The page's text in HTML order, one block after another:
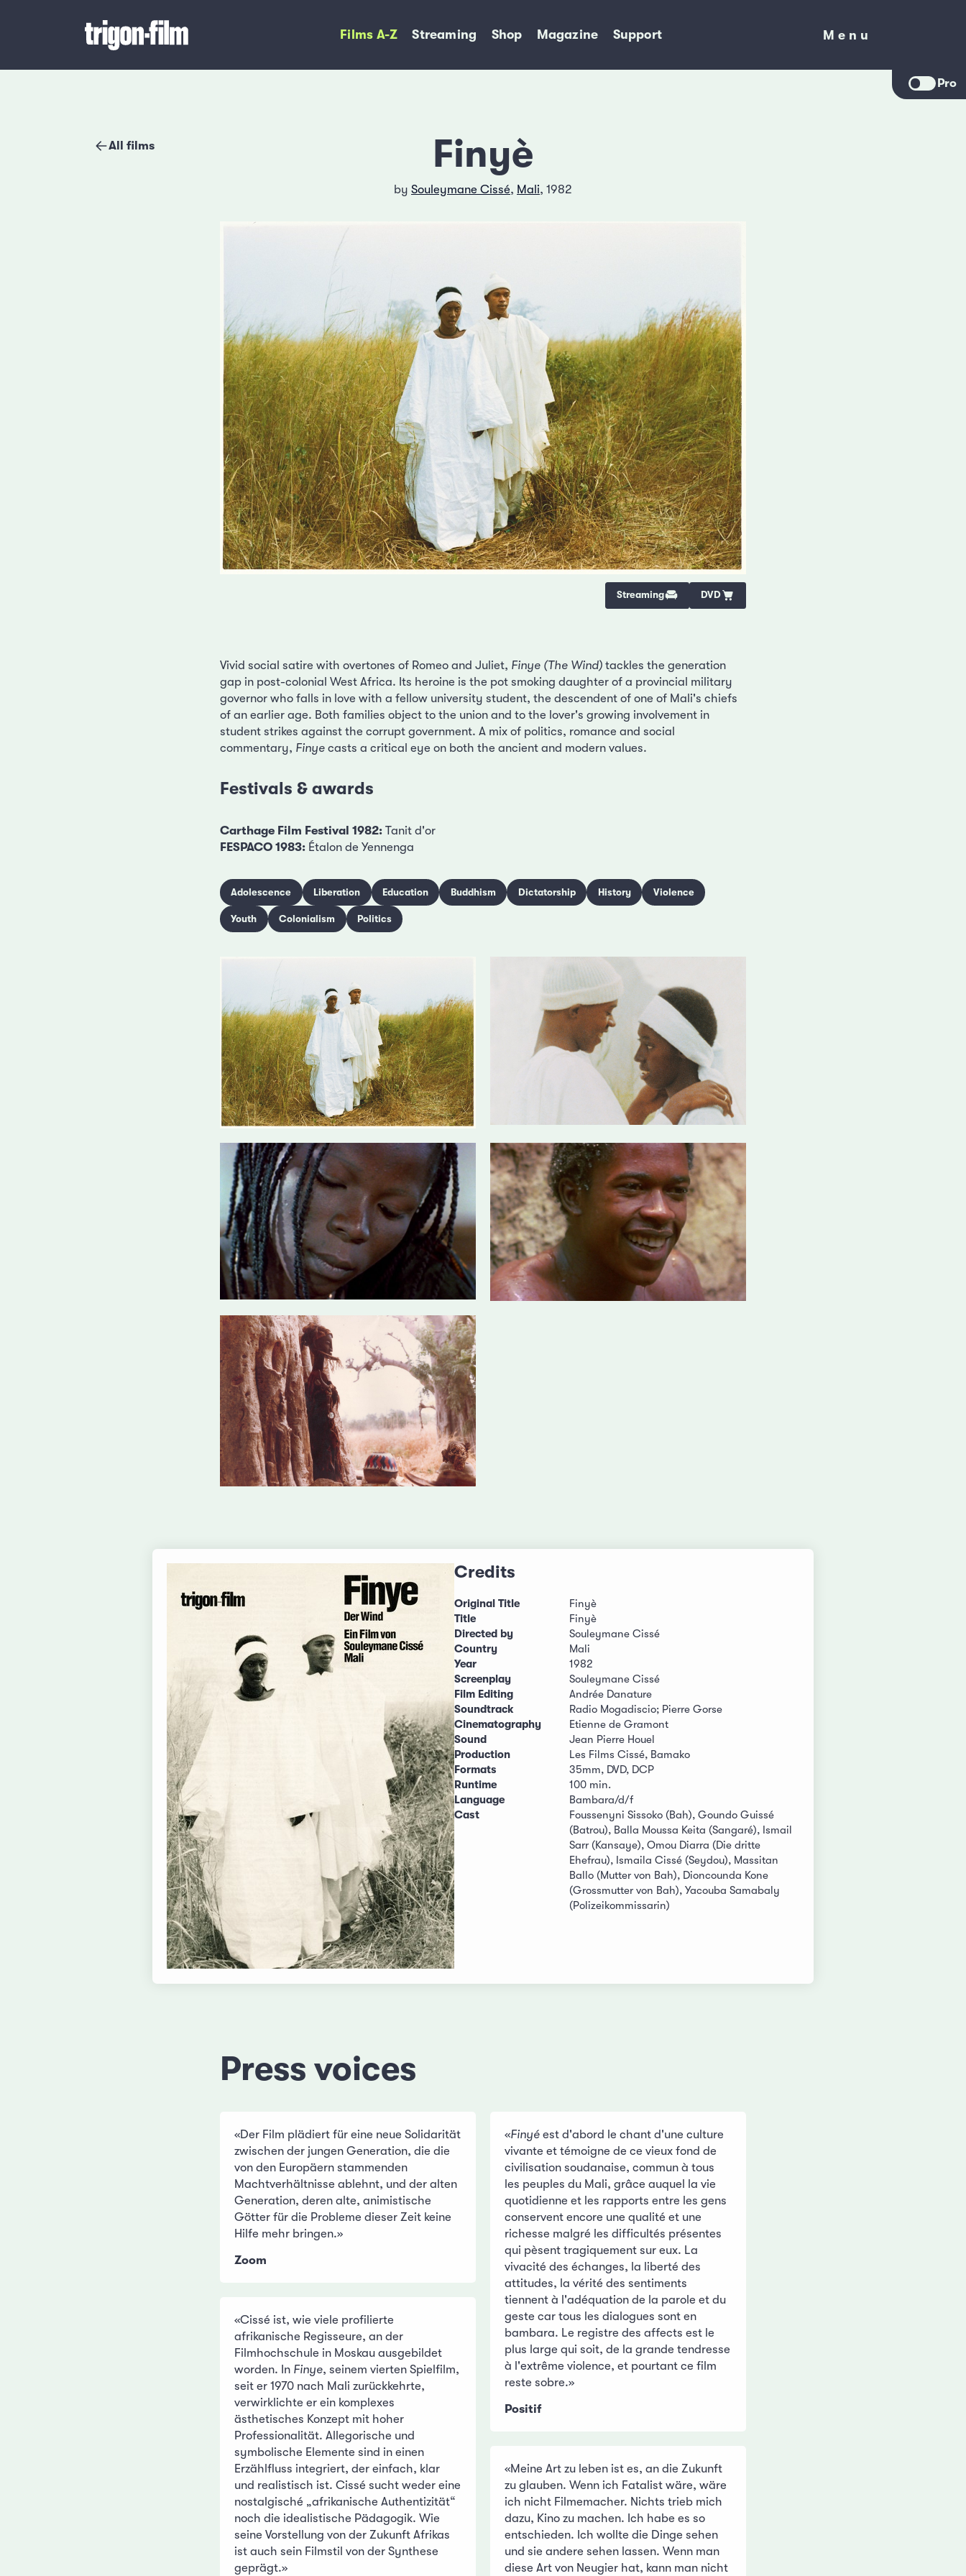
Films A-Z Streaming Shop Magazine Support
Menu
Menu
Pro
All films Finyè
by Souleymane Cissé, Mali, 1982
Streaming DVD
Vivid social satire with overtones of Romeo and Juliet, Finye (The Wind)tackles the generation
gap in post-colonial West Africa. Its heroine is the pot smoking daughter of a provincial military
governor who falls in love with a fellow university student, the descendent of one of Mali's chiefs
of an earlier age. Both families object to the union and to the lover's growing involvement in
student strikes against the corrupt government. A mix of politics, romance and social
commentary, Finyecasts a critical eye on both the ancient and modern values.
Festivals & awards
Carthage Film Festival 1982:Tanit d'or
FESPACO 1983:Étalon de Yennenga
Adolescence Liberation Education Buddhism Dictatorship History Violence
Youth Colonialism Politics
Credits
Original Title
Finyè
Title
Finyè
Directed by
Souleymane Cissé
Country
Mali
Year
1982
Screenplay
Souleymane Cissé
Film Editing
Andrée Danature
Soundtrack
Radio Mogadiscio; Pierre Gorse
Cinematography
Etienne de Gramont
Sound
Jean Pierre Houel
Production
Les Films Cissé, Bamako
Formats
35mm, DVD, DCP
Runtime
100 min.
Language
Bambara/d/f
Cast
Foussenyni Sissoko (Bah), Goundo Guissé
(Batrou), Balla Moussa Keita (Sangaré), Ismail
Sarr (Kansaye), Omou Diarra (Die dritte
Ehefrau), Ismaila Cissé (Seydou), Massitan
Ballo (Mutter von Bah), Dioncounda Kone
(Grossmutter von Bah), Yacouba Samabaly
(Polizeikommissarin)
Press voices
«Der Film plädiert für eine neue Solidarität
zwischen der jungen Generation, die die
von den Europäern stammenden
Machtverhältnisse ablehnt, und der alten
Generation, deren alte, animistische
Götter für die Probleme dieser Zeit keine
Hilfe mehr bringen.»
Zoom
«Cissé ist, wie viele profilierte
afrikanische Regisseure, an der
Filmhochschule in Moskau ausgebildet
worden. In Finye, seinem vierten Spielfilm,
seit er 1970 nach Mali zurückkehrte,
verwirklichte er ein komplexes
ästhetisches Konzept mit hoher
Professionalität. Allegorische und
symbolische Elemente sind in einen
Erzählfluss integriert, der einfach, klar
und realistisch ist. Cissé sucht weder eine
nostalgisché „afrikanische Authentizität“
noch die idealistische Pädagogik. Wie
seine Vorstellung von der Zukunft Afrikas
ist auch sein Filmstil von der Synthese
geprägt.»
«Finyéest d'abord le chant d'une culture
vivante et témoigne de ce vieux fond de
civilisation soudanaise, commun à tous
les peuples du Mali, grâce auquel la vie
quotidienne et les rapports entre les gens
conservent encore une qualité et une
richesse malgré les difficultés présentes
qui pèsent tragiquement sur eux. La
vivacité des échanges, la liberté des
attitudes, la vérité des sentiments
tiennent à l'adéquation de la parole et du
geste car tous les dialogues sont en
bambara. Le registre des affects est le
plus large qui soit, de la grande tendresse
à l'extrême violence, et pourtant ce film
reste sobre.»
Positif
«Meine Art zu leben ist es, an die Zukunft
zu glauben. Wenn ich Fatalist wäre, wäre
ich nicht Filmemacher. Nichts trieb mich
dazu, Kino zu machen. Ich habe es so
entschieden. Ich wollte die Dinge sehen
und sie andere sehen lassen. Wenn man
diese Art von Neugier hat, kann man nicht